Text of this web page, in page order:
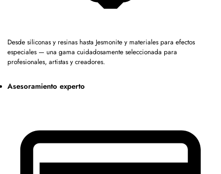
Desde siliconas y resinas hasta Jesmonite y materiales para efectos
especiales — una gama cuidadosamente seleccionada para
profesionales, artistas y creadores.
Asesoramiento experto